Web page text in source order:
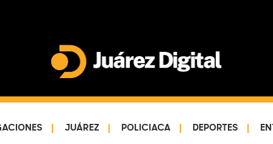
Digital
y
protegemos
JUÁREZ POLICIACA DEPORTES